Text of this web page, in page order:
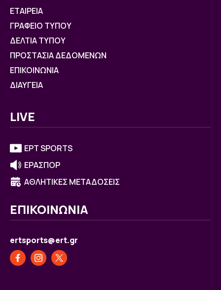
ΕΤΑΙΡΕΙΑ
ΓΡΑΦΕΙΟ ΤΥΠΟΥ
ΔΕΛΤΙΑ ΤΥΠΟΥ
ΠΡΟΣΤΑΣΙΑ ΔΕΔΟΜΕΝΩΝ
ΕΠΙΚΟΙΝΩΝΙΑ
ΔΙΑΥΓΕΙΑ
LIVE
ΕΡΤ SPORTS
ΕΡΑΣΠΟΡ
ΑΘΛΗΤΙΚΕΣ ΜΕΤΑΔΟΣΕΙΣ
ΕΠΙΚΟΙΝΩΝΙΑ
ertsports@ert.gr